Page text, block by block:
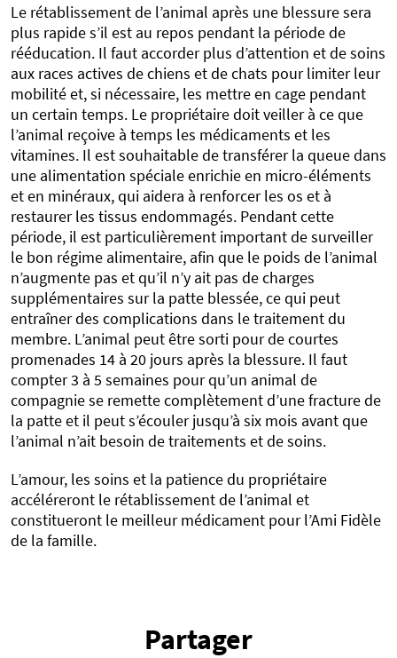
Le rétablissement de l’animal après une blessure sera
plus rapide s’il est au repos pendant la période de
rééducation. Il faut accorder plus d’attention et de soins
aux races actives de chiens et de chats pour limiter leur
mobilité et, si nécessaire, les mettre en cage pendant
un certain temps. Le propriétaire doit veiller à ce que
l’animal reçoive à temps les médicaments et les
vitamines. Il est souhaitable de transférer la queue dans
une alimentation spéciale enrichie en micro-éléments
et en minéraux, qui aidera à renforcer les os et à
restaurer les tissus endommagés. Pendant cette
période, il est particulièrement important de surveiller
le bon régime alimentaire, afin que le poids de l’animal
n’augmente pas et qu’il n’y ait pas de charges
supplémentaires sur la patte blessée, ce qui peut
entraîner des complications dans le traitement du
membre. L’animal peut être sorti pour de courtes
promenades 14 à 20 jours après la blessure. Il faut
compter 3 à 5 semaines pour qu’un animal de
compagnie se remette complètement d’une fracture de
la patte et il peut s’écouler jusqu’à six mois avant que
l’animal n’ait besoin de traitements et de soins.
L’amour, les soins et la patience du propriétaire
accéléreront le rétablissement de l’animal et
constitueront le meilleur médicament pour l’Ami Fidèle
de la famille.
Partager